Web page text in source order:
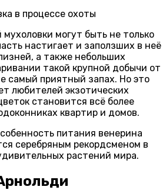
могут быть не только
настигает и заползших в неё
а также небольших
такой крупной добычи от
самый приятный запах. Но это
любителей экзотических
становится всё более
квартир и домов.
питания венерина
серебряным рекордсменом в
растений мира.